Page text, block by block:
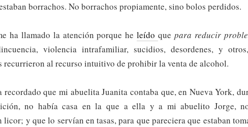
borrachos. No borrachos propiamente, sino bolos perdidos.
ha llamado la atención porque heleídoquepara reducir
violencia intrafamiliar, sucidios, desordenes, y
recurrieron al recurso intuitivo de prohibir la venta de alcohol.
recordado que mi abuelita Juanita contaba que, en Nueva York,
no había casa en la que a ella y a mi abuelito Jorge,
licor; y que lo servían en tasas, para que pareciera que estaban